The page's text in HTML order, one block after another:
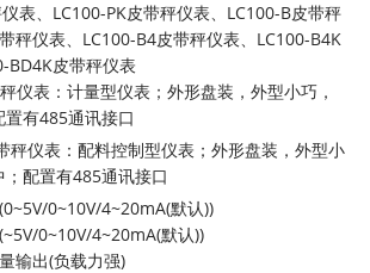
、LC100-PK皮带秤仪表、LC100-B皮带秤
带秤仪表、LC100-B4皮带秤仪表、LC100-B4K
BD4K皮带秤仪表
：计量型仪表；外形盘装，外型小巧，
置有485通讯接口
：配料控制型仪表；外形盘装，外型小
；配置有485通讯接口
0~10V/4~20mA(默认))
0~10V/4~20mA(默认))
出(负载力强)